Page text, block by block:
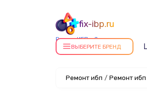
fix-ibp.ru
Ремонт ИБП в Ярославле
ВЫБЕРИТЕ БРЕНД
Ремонт ибп / Ремонт ибп